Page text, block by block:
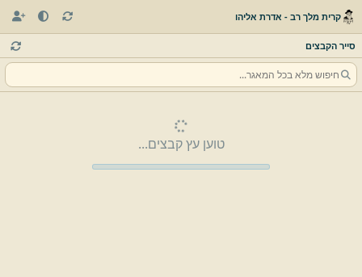
קרית מלך רב - אדרת אליהו
סייר הקבצים
טוען עץ קבצים...